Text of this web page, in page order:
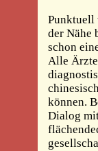
Punktuell
der Nähe
schon
Alle Ärzte
können.
Dialog